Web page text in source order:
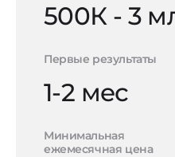
500К - 3
Первые результаты
1-2 мес
Минимальная
ежемесячная цена